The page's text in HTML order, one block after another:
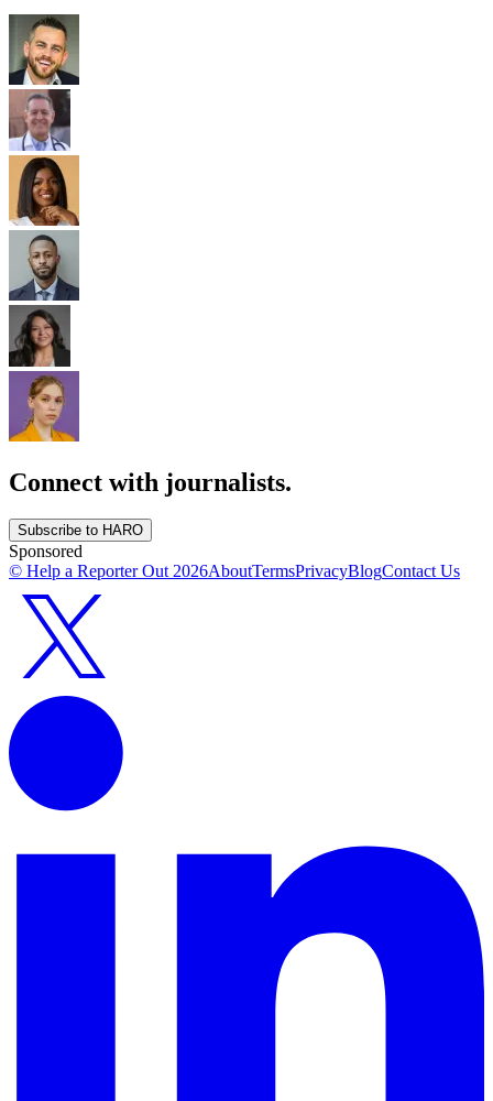
Connect with journalists.
Subscribe to HARO
Sponsored
© Help a Reporter Out2026AboutTermsPrivacyBlogContact Us